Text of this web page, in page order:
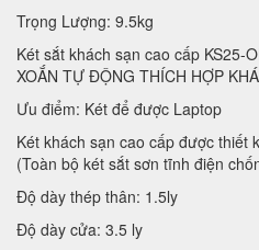
Trọng Lượng: 9.5kg
Két sắt khách sạn cao cấp KS25-
XOẮN TỰ ĐỘNG THÍCH HỢP
Ưu điểm: Két để được Laptop
Két khách sạn cao cấp được thiết
(Toàn bộ két sắt sơn tĩnh điện
Độ dày thép thân: 1.5ly
Độ dày cửa: 3.5 ly